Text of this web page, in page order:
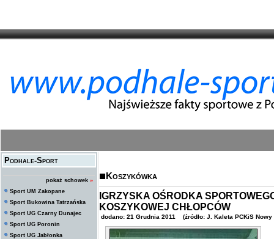
Podhale-Sport
pokaż schowek »
Sport UM Zakopane
Sport Bukowina Tatrzańska
Sport UG Czarny Dunajec
Sport UG Poronin
Sport UG Jabłonka
Koszykówka
IGRZYSKA OŚRODKA
KOSZYKOWEJ CHŁOPCÓW
dodano: 21 Grudnia 2011 (źródło: J. Kaleta PCKiS Nowy